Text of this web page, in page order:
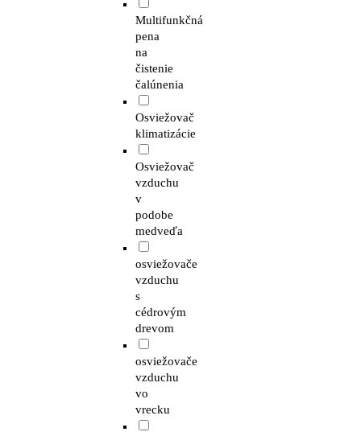
Multifunkčná
pena
na
čistenie
čalúnenia
Osviežovač
klimatizácie
Osviežovač
vzduchu
v
podobe
medveďa
osviežovače
vzduchu
s
cédrovým
drevom
osviežovače
vzduchu
vo
vrecku